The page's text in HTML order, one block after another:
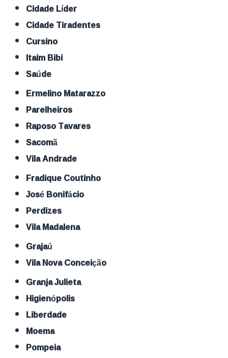
Cidade Líder
Cidade Tiradentes
Cursino
Itaim Bibi
Saúde
Ermelino Matarazzo
Parelheiros
Raposo Tavares
Sacomã
Vila Andrade
Fradique Coutinho
José Bonifácio
Perdizes
Vila Madalena
Grajaú
Vila Nova Conceição
Granja Julieta
Higienópolis
Liberdade
Moema
Pompeia